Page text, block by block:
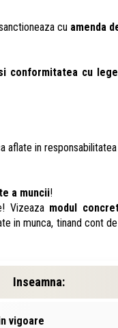
cu amenda
conformitatea cu
aflate in responsabilitatea
a muncii!
! Vizeaza modul
in munca, tinand cont
Inseamna:
vigoare